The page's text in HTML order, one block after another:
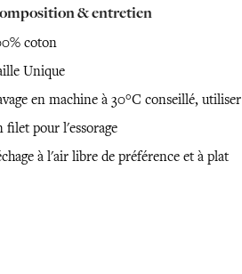
& entretien
coton
Unique
en machine à 30°C conseillé, utiliser
filet pour l'essorage
à l'air libre de préférence et à plat